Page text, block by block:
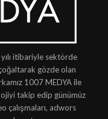
itibariyle sektörde
gözde olan
1007 MEDYA ile
takip edip günümüz
çalışmaları, adwors